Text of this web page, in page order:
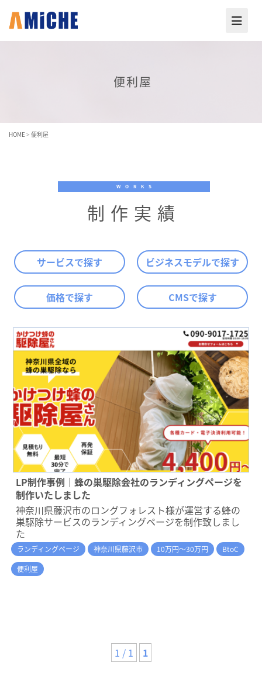
便利屋
HOME> 便利屋
WORKS
制作実績
サービスで探す ビジネスモデルで探す
価格で探す CMSで探す
LP制作事例｜蜂の巣駆除会社のランディングページを
制作いたしました
神奈川県藤沢市のロングフォレスト様が運営する蜂の
巣駆除サービスのランディングページを制作致しまし
た
ランディングページ 神奈川県藤沢市 10万円～30万円
BtoC
便利屋
1 / 1 1